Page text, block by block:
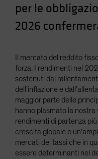
Taiwan - 台灣
US (Non-US
per le
2026
Il mercato del reddito
forza. I rendimenti nel
sostenuti dal
dell’inflazione e
maggior parte delle
hanno plasmato la
rendimenti di partenza
crescita globale e
mercati dei tassi che in
essere determinanti nel